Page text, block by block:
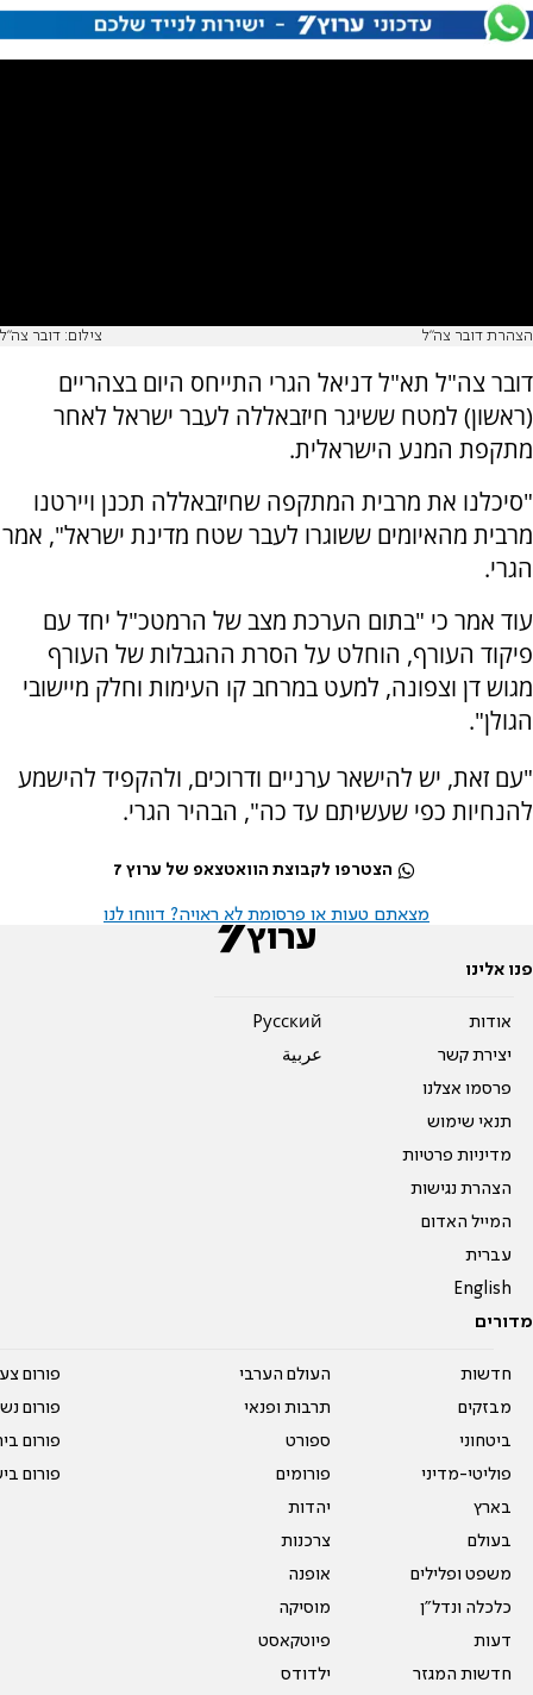
הצהרת דובר צה"ל צילום: דובר צה"ל
דובר צה"ל תא"ל דניאל הגרי התייחס היום בצהריים
(ראשון) למטח ששיגר חיזבאללה לעבר ישראל לאחר
מתקפת המנע הישראלית.
"סיכלנו את מרבית המתקפה שחיזבאללה תכנן ויירטנו
מרבית מהאיומים ששוגרו לעבר שטח מדינת ישראל", אמר
הגרי.
עוד אמר כי "בתום הערכת מצב של הרמטכ"ל יחד עם
פיקוד העורף, הוחלט על הסרת ההגבלות של העורף
מגוש דן וצפונה, למעט במרחב קו העימות וחלק מיישובי
הגולן".
"עם זאת, יש להישאר ערניים ודרוכים, ולהקפיד להישמע
להנחיות כפי שעשיתם עד כה", הבהיר הגרי.
הצטרפו לקבוצת הוואטצאפ של ערוץ 7
מצאתם טעות או פרסומת לא ראויה? דווחו לנו
פנו אלינו
אודות
יצירת קשר
פרסמו אצלנו
תנאי שימוש
מדיניות פרטיות
הצהרת נגישות
המייל האדום
עברית
English
Pусский
عربية
מדורים
חדשות
מבזקים
ביטחוני
פוליטי-מדיני
בארץ
בעולם
משפט ופלילים
כלכלה ונדל"ן
דעות
חדשות המגזר
העולם הערבי
תרבות ופנאי
ספורט
פורומים
יהדות
צרכנות
אופנה
מוסיקה
פיוטקאסט
ילדודס
פורום
פורום
פורום
פורום